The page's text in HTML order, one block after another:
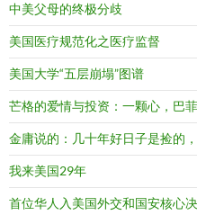
中美父母的终极分歧
美国医疗规范化之医疗监督
美国大学“五层崩塌”图谱
芒格的爱情与投资：一颗心，巴
金庸说的：几十年好日子是捡的
我来美国29年
首位华人入美国外交和国安核心